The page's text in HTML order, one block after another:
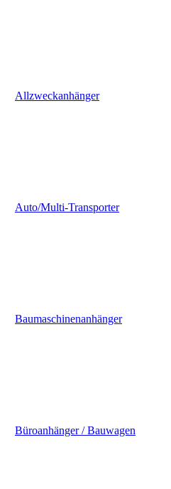
Allzweckanhänger
Auto/Multi-Transporter
Baumaschinenanhänger
Büroanhänger / Bauwagen